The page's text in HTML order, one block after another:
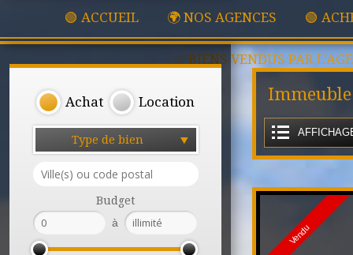
🟢 ACCUEIL 🌍 NOS AGENCES 🟢
✅ BIENS VENDUS PAR
Achat Location
Type de bien
Budget
à
Vendu